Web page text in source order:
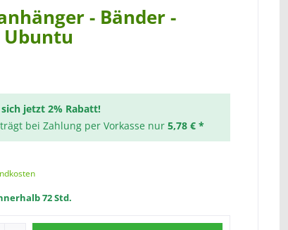
- Bänder -
Ubuntu
jetzt 2% Rabatt!
bei Zahlung per Vorkasse nur 5,78 € *
72 Std.